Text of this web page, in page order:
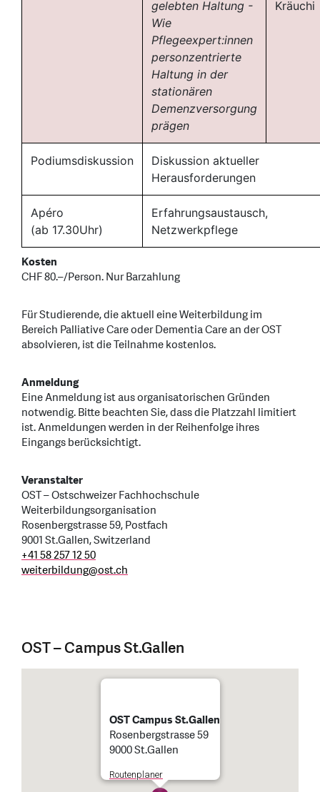
gelebten Haltung -
Wie
Pflegeexpert:innen
personzentrierte
Haltung in der
stationären
Demenzversorgung
prägen
Kräuchi
Podiumsdiskussion
Diskussion aktueller
Herausforderungen
Apéro
(ab 17.30Uhr)
Erfahrungsaustausch,
Netzwerkpflege
Kosten
CHF 80.–/Person. Nur Barzahlung
Für Studierende, die aktuell eine Weiterbildung im
Bereich Palliative Care oder Dementia Care an der OST
absolvieren, ist die Teilnahme kostenlos.
Anmeldung
Eine Anmeldung ist aus organisatorischen Gründen
notwendig. Bitte beachten Sie, dass die Platzzahl limitiert
ist. Anmeldungen werden in der Reihenfolge ihres
Eingangs berücksichtigt.
Veranstalter
OST – Ostschweizer Fachhochschule
Weiterbildungsorganisation
Rosenbergstrasse 59, Postfach
9001 St.Gallen, Switzerland
+41 58 257 12 50
weiterbildung@ost.ch
OST – Campus St.Gallen
OST Campus St.Gallen
Rosenbergstrasse 59
9000 St.Gallen
Routenplaner